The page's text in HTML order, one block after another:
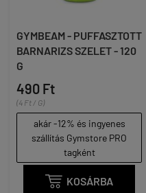
GYMBEAM - PUFFASZTOTT
BARNARIZS SZELET - 120
G
490 Ft
(4 Ft / G)
akár -12% és ingyenes
szállítás Gymstore PRO
tagként
 KOSÁRBA